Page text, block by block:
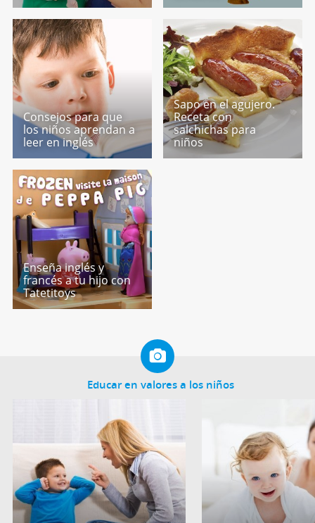
Consejos para que
los niños aprendan a
leer en inglés
Sapo en el agujero.
Receta con
salchichas para
niños
Enseña inglés y
francés a tu hijo con
Tatetitoys
Educar en valores a los niños